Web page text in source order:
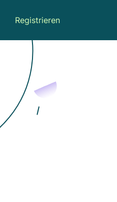
Registrieren